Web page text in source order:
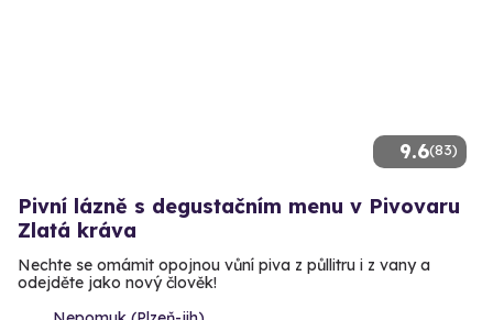
9.6(83)
Pivní lázně s degustačním menu v Pivovaru
Zlatá kráva
Nechte se omámit opojnou vůní piva z půllitru i z vany a
odejděte jako nový člověk!